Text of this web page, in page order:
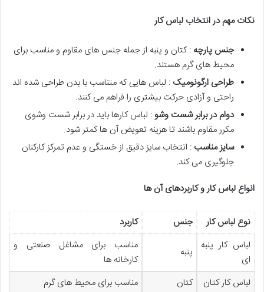
نکات مهم در انتخاب لباس کار
جنس پارچه : کتان و پنبه از جمله جنس های مقاوم و مناسب برای
محیط های گرم هستند.
طراحی ارگونومیک : لباس هایی که متناسب با بدن طراحی شده اند
راحتی و آزادی حرکت بیشتری را فراهم می کنند.
دوام در برابر شست وشو: لباس کارها باید در برابر شست وشوی
مکرر مقاوم باشند تا هزینه تعویض آن ها کمتر شود.
سایز مناسب : انتخاب سایز دقیق از خستگی و عدم تمرکز کارکنان
جلوگیری می کند.
انواع لباس کار و کاربردهای آن ها
نوع لباس کار جنس
کاربرد
لباس کار پنبه
ای
پنبه
مناسب برای مشاغل صنعتی و
کارخانه ها
لباس کار کتان
کتان مناسب برای محیط های گرم